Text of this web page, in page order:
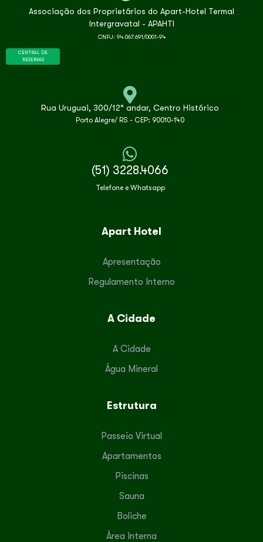
Associação dos Proprietários do Apart-Hotel Termal
Intergravatal - APAHTI
CNPJ: 94.067.691/0001-94
CENTRAL DE
RESERVAS
Rua Uruguai, 300/12° andar, Centro Histórico
Porto Alegre/ RS - CEP: 90010-140
(51) 3228.4066
Telefone e Whatsapp
Apart Hotel
Apresentação
Regulamento Interno
A Cidade
A Cidade
Água Mineral
Estrutura
Passeio Virtual
Apartamentos
Piscinas
Sauna
Boliche
Área Interna